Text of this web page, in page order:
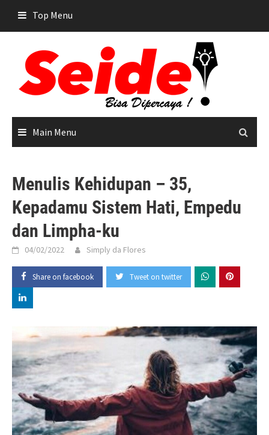
content
Top Menu
Main Menu
Menulis Kehidupan – 35,
Kepadamu Sistem Hati, Empedu
dan Limpha-ku
04/02/2022 Simply da Flores
Share on facebook Tweet on twitter